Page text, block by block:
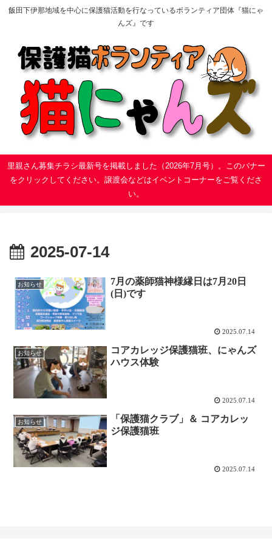
飯田下伊那地域を中心に保護猫活動を行なっているボランティア団体『猫にゃ
んズ』です
里親さん募集チラシ最新号を掲載しました（2026年7月号）。このバナー
をクリックしてください。譲渡会などはイベントコーナーをご覧くださ
い。
2025-07-14
お知らせ
7月の薬師猫神様縁日は7月20日
(日)です
2025.07.14
お知らせ
コアカレッジ保護猫班、にゃんズ
ハウス体験
2025.07.14
お知らせ
「保護猫クラブ」＆ コアカレッ
ジ保護猫班
2025.07.14